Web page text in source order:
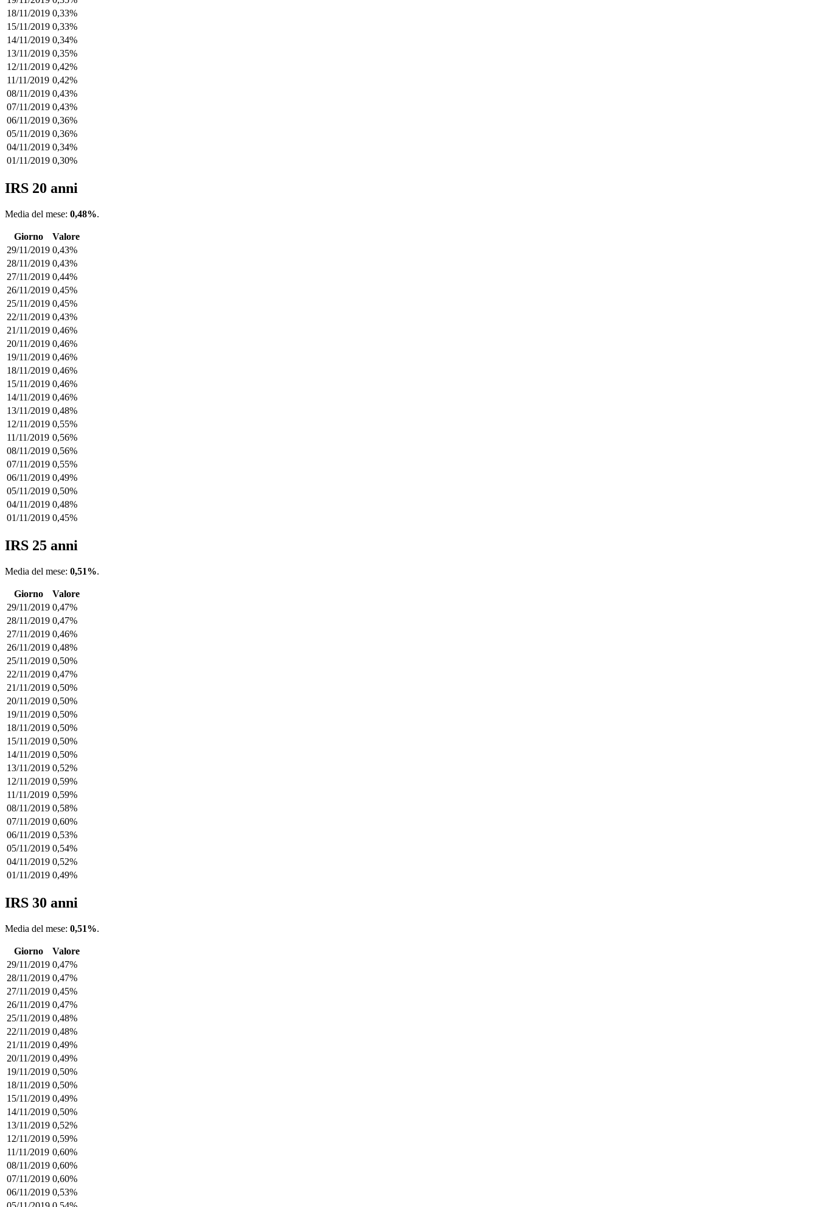
18/11/2019 0,33%
15/11/2019 0,33%
14/11/2019 0,34%
13/11/2019 0,35%
12/11/2019 0,42%
11/11/2019 0,42%
08/11/2019 0,43%
07/11/2019 0,43%
06/11/2019 0,36%
05/11/2019 0,36%
04/11/2019 0,34%
01/11/2019 0,30%
IRS 20 anni
Media del mese: 0,48%.
Giorno
Valore
29/11/2019 0,43%
28/11/2019 0,43%
27/11/2019 0,44%
26/11/2019 0,45%
25/11/2019 0,45%
22/11/2019 0,43%
21/11/2019 0,46%
20/11/2019 0,46%
19/11/2019 0,46%
18/11/2019 0,46%
15/11/2019 0,46%
14/11/2019 0,46%
13/11/2019 0,48%
12/11/2019 0,55%
11/11/2019 0,56%
08/11/2019 0,56%
07/11/2019 0,55%
06/11/2019 0,49%
05/11/2019 0,50%
04/11/2019 0,48%
01/11/2019 0,45%
IRS 25 anni
Media del mese: 0,51%.
Giorno
Valore
29/11/2019 0,47%
28/11/2019 0,47%
27/11/2019 0,46%
26/11/2019 0,48%
25/11/2019 0,50%
22/11/2019 0,47%
21/11/2019 0,50%
20/11/2019 0,50%
19/11/2019 0,50%
18/11/2019 0,50%
15/11/2019 0,50%
14/11/2019 0,50%
13/11/2019 0,52%
12/11/2019 0,59%
11/11/2019 0,59%
08/11/2019 0,58%
07/11/2019 0,60%
06/11/2019 0,53%
05/11/2019 0,54%
04/11/2019 0,52%
01/11/2019 0,49%
IRS 30 anni
Media del mese: 0,51%.
Giorno
Valore
29/11/2019 0,47%
28/11/2019 0,47%
27/11/2019 0,45%
26/11/2019 0,47%
25/11/2019 0,48%
22/11/2019 0,48%
21/11/2019 0,49%
20/11/2019 0,49%
19/11/2019 0,50%
18/11/2019 0,50%
15/11/2019 0,49%
14/11/2019 0,50%
13/11/2019 0,52%
12/11/2019 0,59%
11/11/2019 0,60%
08/11/2019 0,60%
07/11/2019 0,60%
06/11/2019 0,53%